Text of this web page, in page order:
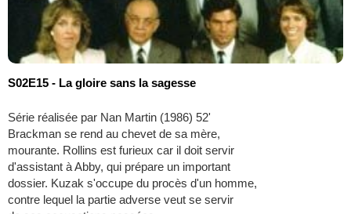
S02E15 - La gloire sans la sagesse
Série réalisée par Nan Martin (1986) 52'
Brackman se rend au chevet de sa mère,
mourante. Rollins est furieux car il doit servir
d'assistant à Abby, qui prépare un important
dossier. Kuzak s'occupe du procès d'un homme,
contre lequel la partie adverse veut se servir